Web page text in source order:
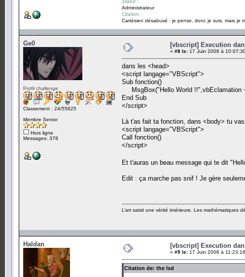
Statut :
Administrateur
Citation :
Cartésien désabusé : je pense, donc je suis, mais je
Ge0
Profil challenge
Classement : 24/55625
Membre Senior
Hors ligne
Messages: 379
[vbscript] Execution
« #8 le: 17 Juin 2006 à
dans les <head>
<script langage="VBScript">
Sub fonction()
MsgBox("Hello World !!",vbEclamation
End Sub
</script>
Là t'as fait ta fonction, dans <body> tu
<script langage="VBScript">
Call fonction()
</script>
Et t'auras un beau message qui te dit
Edit : ça marche pas snif ! Je gère
L’art saisit une vérité intérieure. Les mathématiques
Haldan [vbscript] Execution
« #9 le: 17 Juin 2006 à
Citation de: the lsd